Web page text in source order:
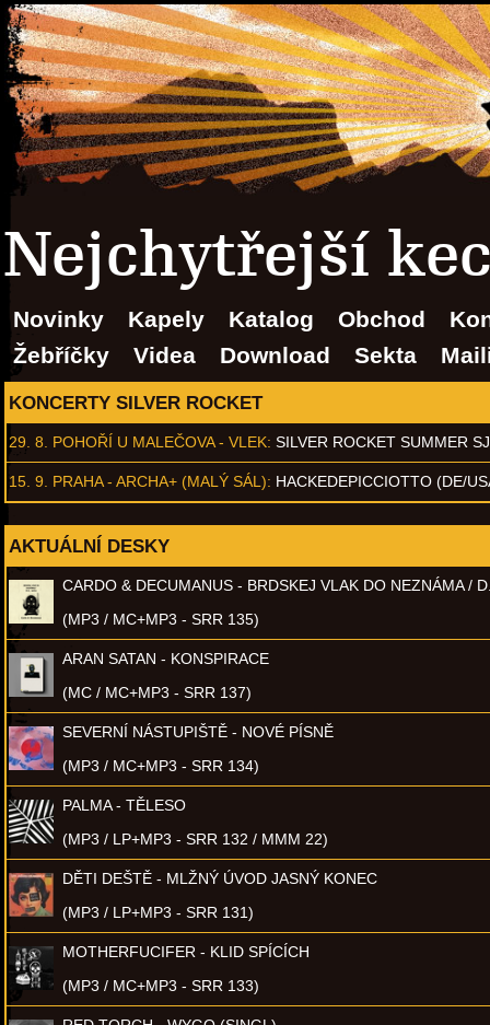
Nejchytřejší
Novinky Kapely Katalog Obchod
Žebříčky
Videa Download Sekta
KONCERTY SILVER ROCKET
29. 8. POHOŘÍ U MALEČOVA - VLEK: SILVER ROCKET SUMMER
15. 9. PRAHA - ARCHA+ (MALÝ SÁL): HACKEDEPICCIOTTO (DE/
AKTUÁLNÍ DESKY
CARDO & DECUMANUS - BRDSKEJ VLAK DO NEZNÁMA /
(MP3 / MC+MP3 - SRR 135)
ARAN SATAN - KONSPIRACE
(MC / MC+MP3 - SRR 137)
SEVERNÍ NÁSTUPIŠTĚ - NOVÉ PÍSNĚ
(MP3 / MC+MP3 - SRR 134)
PALMA - TĚLESO
(MP3 / LP+MP3 - SRR 132 / MMM 22)
DĚTI DEŠTĚ - MLŽNÝ ÚVOD JASNÝ KONEC
(MP3 / LP+MP3 - SRR 131)
MOTHERFUCIFER - KLID SPÍCÍCH
(MP3 / MC+MP3 - SRR 133)